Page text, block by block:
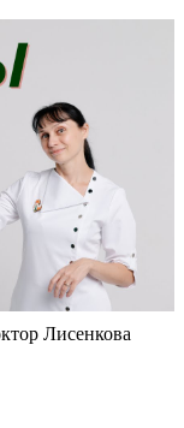
Лисенкова